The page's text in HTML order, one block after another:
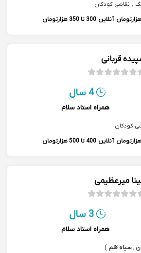
, نقاشی کودکان
آنلاین 300 تا 350 هزارتومان
قربانی
4 سال
همراه استاد سلام
کودکان
آنلاین 400 تا 500 هزارتومان
میرعظیمی
3 سال
همراه استاد سلام
,سیاه قلم )